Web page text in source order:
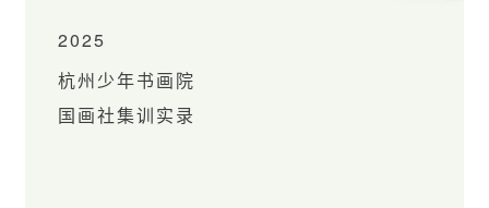
2025
杭州少年书画院
国画社集训实录